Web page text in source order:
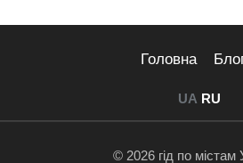
Головна
UA RU
© 2026 гід по містам